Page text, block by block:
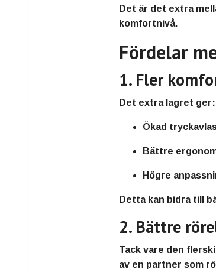
Det är det extra
komfortnivå.
Fördelar
1. Fler
Det extra lagret ger:
Ökad
Bättre
Högre
Detta kan bidra till
2. Bättre
Tack vare den
av en partner som